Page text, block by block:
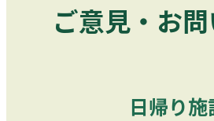
ご意見・お
日帰り